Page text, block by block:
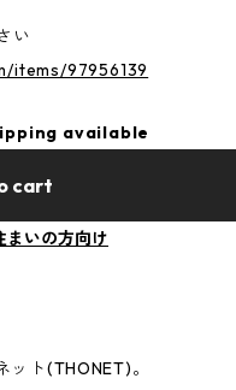
い
items/97956139
available
cart
まいの方向け
ト(THONET)。